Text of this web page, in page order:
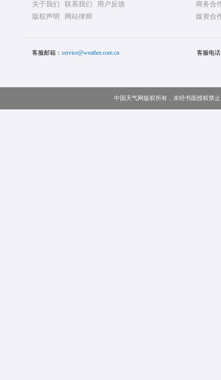
关于我们 联系我们
用户反馈
版权声明
网站律师
商务合
媒资合
客服邮箱： service@weather.com.cn 客服电
中国天气网版权所有，未经书面授权